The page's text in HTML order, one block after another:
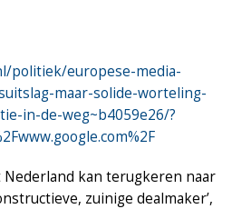
politiek/europese-media-
maar-solide-worteling-
in-de-weg~b4059e26/?
kan terugkeren naar
zuinige dealmaker’,